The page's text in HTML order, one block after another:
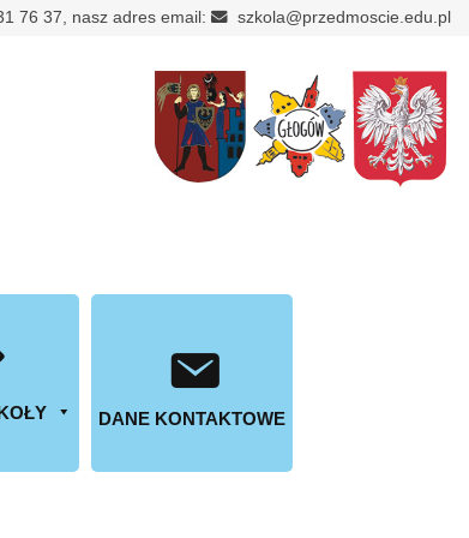
76 37, nasz adres email: szkola@przedmoscie.edu.pl
DANE KONTAKTOWE